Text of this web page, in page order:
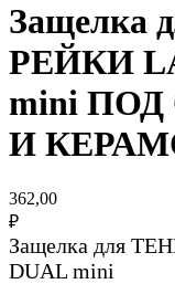
Защелка
РЕЙКИ
mini
И
362,00
₽
Защелка для
DUAL mini